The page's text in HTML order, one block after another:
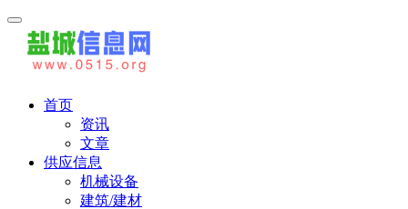
首页
资讯
文章
供应信息
机械设备
建筑/建材